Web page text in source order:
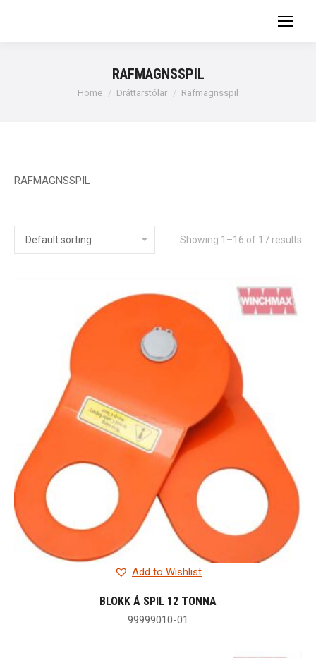
RAFMAGNSSPIL
You are here:
Home Dráttarstólar Rafmagnsspil
RAFMAGNSSPIL
Showing 1–16 of 17 results
Add to Wishlist
BLOKK Á SPIL 12 TONNA
99999010-01